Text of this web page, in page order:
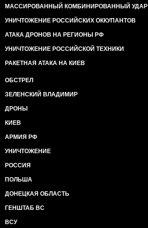
МАССИРОВАННЫЙ КОМБИНИРОВАННЫЙ УДАР
УНИЧТОЖЕНИЕ РОССИЙСКИХ ОККУПАНТОВ
АТАКА ДРОНОВ НА РЕГИОНЫ РФ
УНИЧТОЖЕНИЕ РОССИЙСКОЙ ТЕХНИКИ
РАКЕТНАЯ АТАКА НА КИЕВ
ОБСТРЕЛ
ЗЕЛЕНСКИЙ ВЛАДИМИР
ДРОНЫ
КИЕВ
АРМИЯ РФ
УНИЧТОЖЕНИЕ
РОССИЯ
ПОЛЬША
ДОНЕЦКАЯ ОБЛАСТЬ
ГЕНШТАБ ВС
ВСУ